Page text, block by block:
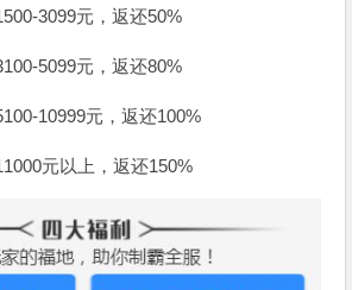
3099元，返还50%
5099元，返还80%
10999元，返还100%
元以上，返还150%